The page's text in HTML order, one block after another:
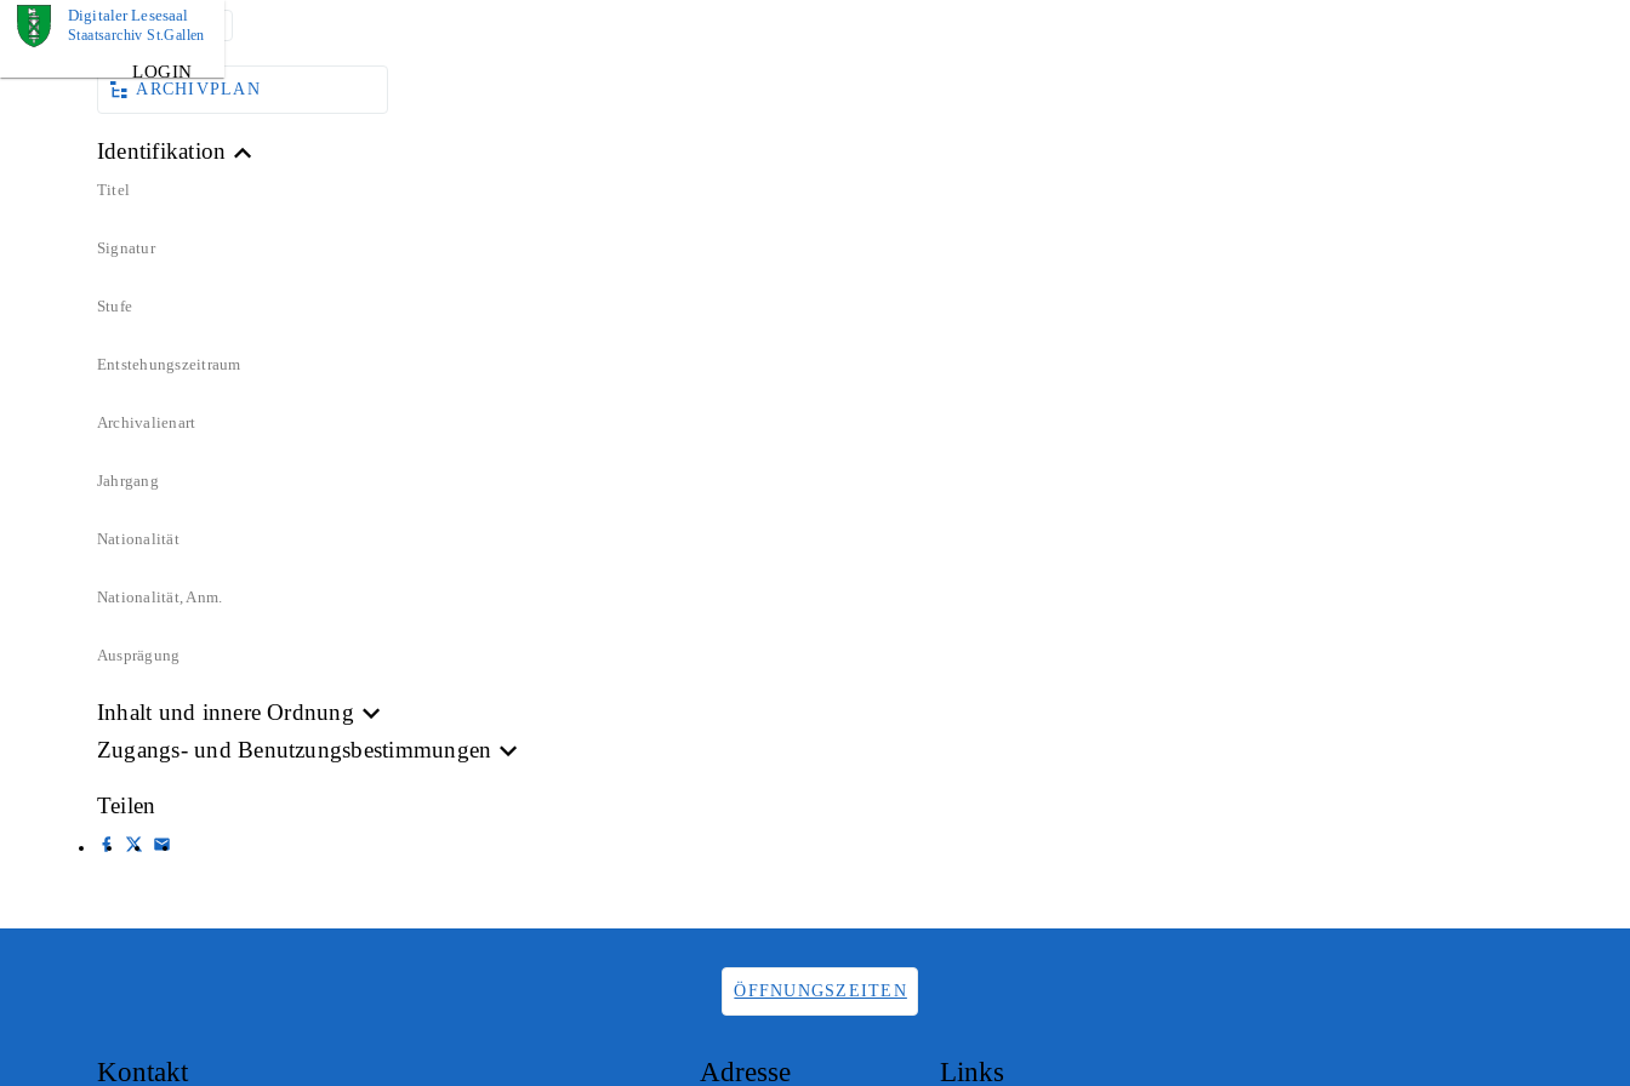
Digitaler Lesesaal
Staatsarchiv St.Gallen
LOGIN
DOKUMENT
ARCHIVPLAN
Identifikation
Titel
Signatur
Stufe
Entstehungszeitraum
Archivalienart
Jahrgang
Nationalität
Nationalität, Anm.
Ausprägung
Inhalt und innere Ordnung
Zugangs- und Benutzungsbestimmungen
Teilen
ÖFFNUNGSZEITEN
Kontakt Adresse Links